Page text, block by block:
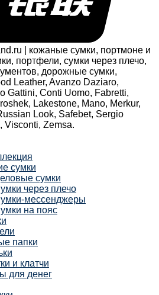
| кожаные сумки, портмоне и
портфели, сумки через плечо,
дорожные сумки,
Leather, Avanzo Daziaro,
Gattini, Conti Uomo, Fabretti,
Lakestone, Mano, Merkur,
Look, Safebet, Sergio
Visconti, Zemsa.
сумки
сумки
через плечо
мессенджеры
на пояс
папки
и клатчи
для денег